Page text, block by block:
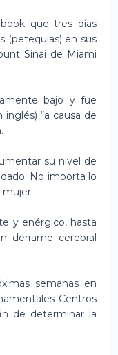
que tres días
(petequias) en sus
Sinai de Miami
bajo y fue
“a causa de
su nivel de
No importa lo
mujer.
y enérgico, hasta
derrame cerebral
semanas en
Centros
de determinar la